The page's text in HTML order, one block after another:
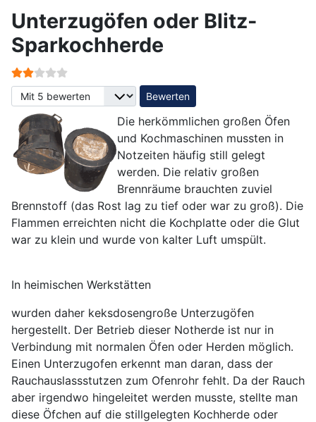
Unterzugöfen oder Blitz-
Sparkochherde
Bewertung:
Bitte bewerten
Die herkömmlichen großen Öfen
und Kochmaschinen mussten in
Notzeiten häufig still gelegt
werden. Die relativ großen
Brennräume brauchten zuviel
Brennstoff (das Rost lag zu tief oder war zu groß). Die
Flammen erreichten nicht die Kochplatte oder die Glut
war zu klein und wurde von kalter Luft umspült.
In heimischen Werkstätten
wurden daher keksdosengroße Unterzugöfen
hergestellt. Der Betrieb dieser Notherde ist nur in
Verbindung mit normalen Öfen oder Herden möglich.
Einen Unterzugofen erkennt man daran, dass der
Rauchauslassstutzen zum Ofenrohr fehlt. Da der Rauch
aber irgendwo hingeleitet werden musste, stellte man
diese Öfchen auf die stillgelegten Kochherde oder